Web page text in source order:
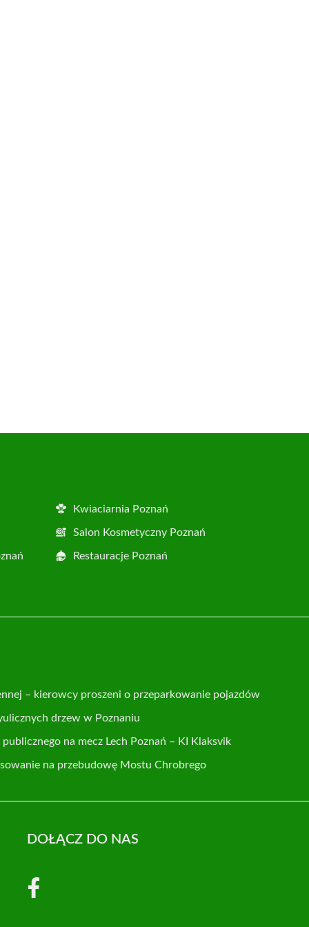
Kwiaciarnia Poznań
Salon Kosmetyczny Poznań
Restauracje Poznań
– kierowcy proszeni o przeparkowanie pojazdów
drzew w Poznaniu
na mecz Lech Poznań – KI Klaksvik
na przebudowę Mostu Chrobrego
DOŁĄCZ DO NAS